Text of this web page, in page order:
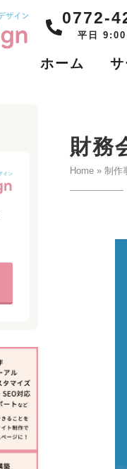
0772-
平日
ホーム サ
財務
Home» 制作